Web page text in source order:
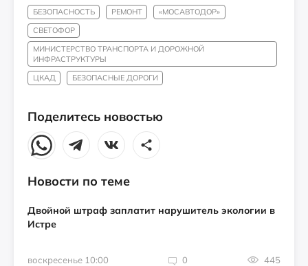
БЕЗОПАСНОСТЬ РЕМОНТ
«МОСАВТОДОР»
СВЕТОФОР
МИНИСТЕРСТВО ТРАНСПОРТА И ДОРОЖНОЙ
ИНФРАСТРУКТУРЫ
ЦКАД
БЕЗОПАСНЫЕ ДОРОГИ
Поделитесь новостью
Новости по теме
Двойной штраф заплатит нарушитель экологии в
Истре
воскресенье 10:00 0 445